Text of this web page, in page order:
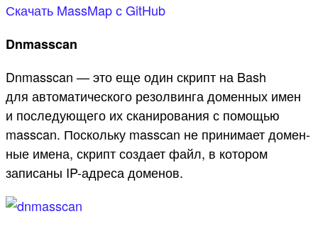
Ска­чать MassMap с GitHub
Dnmasscan
Dnmasscan — это еще один скрипт на Bash
для авто­мати­чес­кого резол­винга домен­ных имен
и пос­леду­юще­го их ска­ниро­вания с помощью
masscan. Пос­коль­ку masscan не при­нима­ет домен­
ные име­на, скрипт соз­дает файл, в котором
записа­ны IP-адре­са доменов.